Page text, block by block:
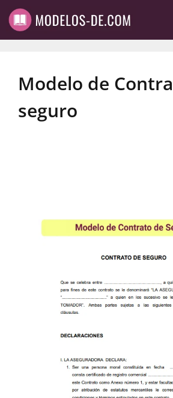
Saltar
al
contenido
Modelo de
seguro